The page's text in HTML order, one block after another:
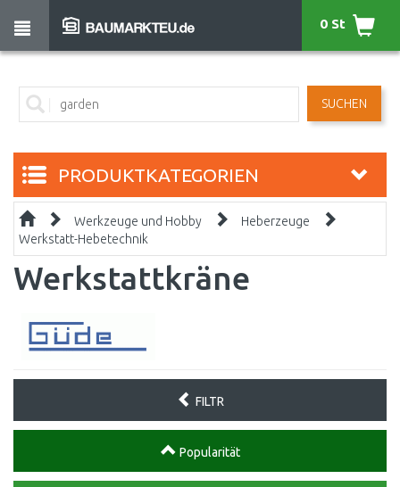
SUCHEN
0 St
PRODUKTKATEGORIEN
Werkzeuge und Hobby
Heberzeuge
Werkstatt-Hebetechnik
Werkstattkräne
FILTR
Popularität